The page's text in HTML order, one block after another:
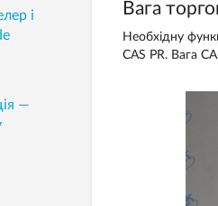
Вага
Необхідну
CAS PR. Вага
і
—